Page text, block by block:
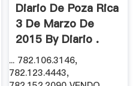
Diario De Poza Rica
3 De Marzo De
2015 By Diario .
... 782.106.3146,
782.123.4443,